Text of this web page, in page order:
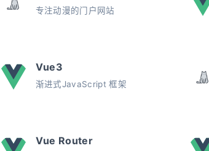
专注动漫的门户网站
Vue3
渐进式JavaScript 框架
Vue Router